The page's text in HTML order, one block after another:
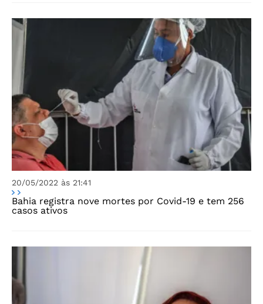
20/05/2022 às 21:41
Bahia registra nove mortes por Covid-19 e tem 256
casos ativos